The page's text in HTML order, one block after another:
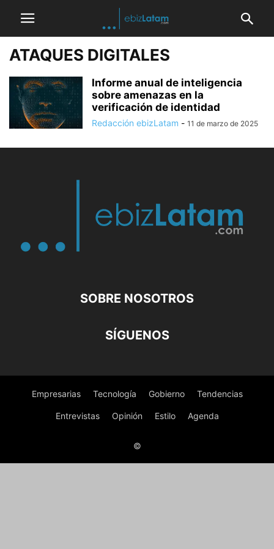
ATAQUES DIGITALES
Informe anual de inteligencia
sobre amenazas en la
verificación de identidad
Redacción ebizLatam - 11 de marzo de 2025
SOBRE NOSOTROS
SÍGUENOS
Empresarias Tecnología Gobierno Tendencias
Entrevistas Opinión Estilo Agenda
©